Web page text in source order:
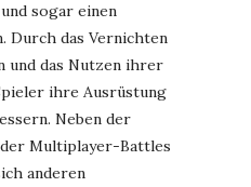
sogar einen
Durch das Vernichten
und das Nutzen ihrer
ihre Ausrüstung
Neben der
Multiplayer-Battles
anderen